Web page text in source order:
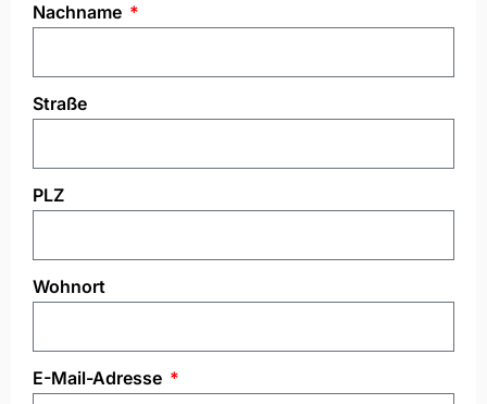
Nachname
Straße
PLZ
Wohnort
E-Mail-Adresse